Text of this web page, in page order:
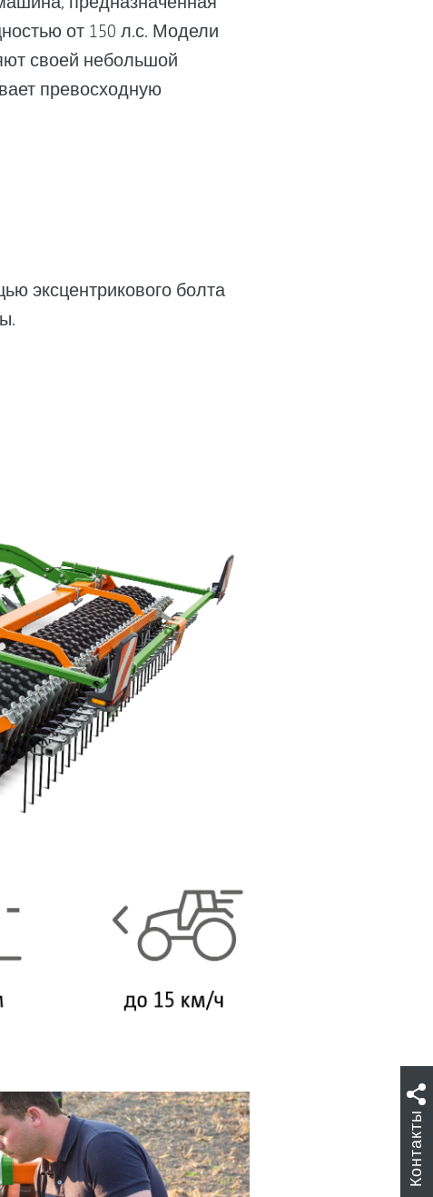
от 150 л.с. Модели
своей небольшой
превосходную
эксцентрикового болта
Контакты